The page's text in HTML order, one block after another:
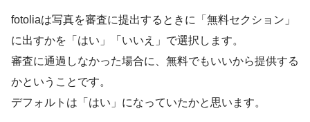
fotoliaは写真を審査に提出するときに「無料セクション」
に出すかを「はい」「いいえ」で選択します。
審査に通過しなかった場合に、無料でもいいから提供する
かということです。
デフォルトは「はい」になっていたかと思います。